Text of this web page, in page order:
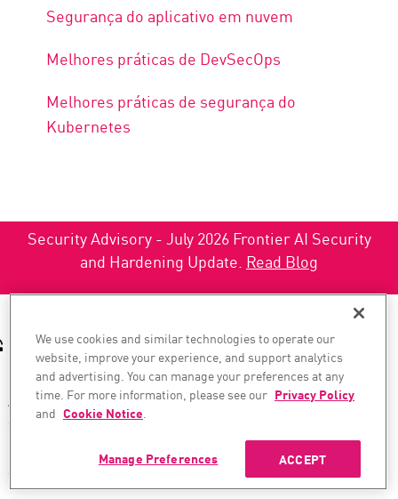
Segurança do aplicativo em nuvem
Melhores práticas de DevSecOps
Melhores práticas de segurança do
Kubernetes
Security Advisory - July 2026 Frontier AI Security
and Hardening Update. Read Blog
ENTRE EM CONTATO COM O
DEPARTAMENTO DE VENDAS
América do Norte:
+1-866-488-6691
+44-125-333-5558
ENTRE EM CONTATO
COM O SUPORTE
América do Norte:
Internacional:
+44-114-478-2845
We use cookies and similar technologies to operate our
website, improve your experience, and support analytics
and advertising. You can manage your preferences at any
time. For more information, please see our Privacy Policy
and Cookie Notice.
ACCEPT
Manage Preferences